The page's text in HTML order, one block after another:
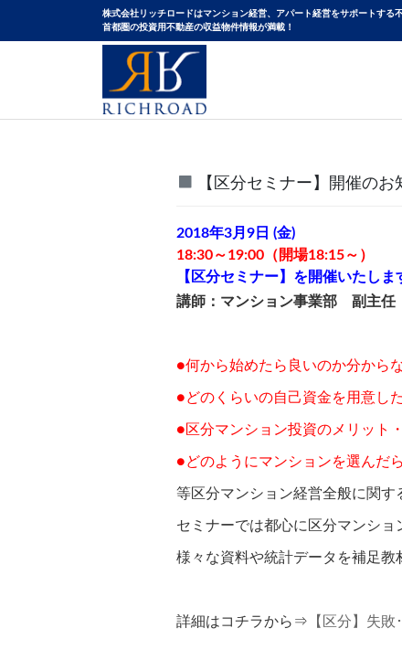
株式会社リッチロードはマンション経営、アパート経営をサポートする
⾸都圏の投資⽤不動産の収益物件情報が満載！
【区分セミナー】開催のお
2018年3月9日 (金)
18:30～19:00（開場18:15～）
【区分セミナー】を開催いたしま
講師：マンション事業部 副主
●何から始めたら良いのか分からな
●どのくらいの自己資金を用意し
●区分マンション投資のメリット
●どのようにマンションを選んだ
等区分マンション経営全般に関す
セミナーでは都心に区分マンショ
様々な資料や統計データを補足教
詳細はコチラから⇒ 【区分】失